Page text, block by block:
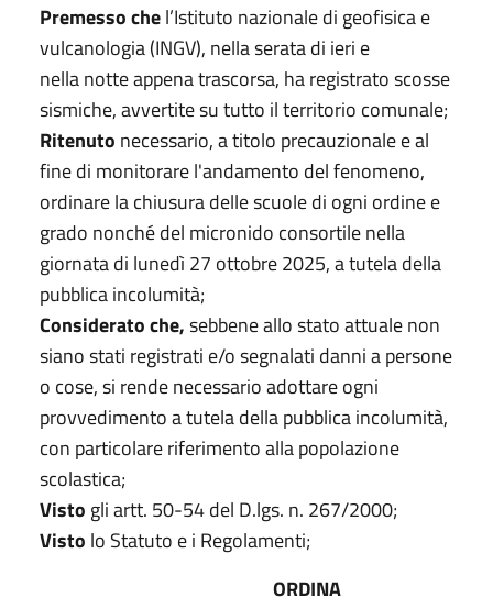
Premesso chel’Istituto nazionale di geofisica e
vulcanologia (INGV), nella serata di ieri e
nellanotte appena trascorsa, ha registrato scosse
sismiche, avvertite su tutto il territorio comunale;
Ritenuto necessario, a titolo precauzionale e al
fine di monitorare l'andamento del fenomeno,
ordinare la chiusura delle scuole di ogni ordine e
grado nonché del micronido consortile nella
giornata di lunedì 27 ottobre 2025, a tutela della
pubblica incolumità;
Considerato che,sebbene allo stato attuale non
siano stati registrati e/o segnalati danni apersone
o cose, si rende necessario adottare ogni
provvedimento a tutela della pubblicaincolumità,
con particolare riferimento alla popolazione
scolastica;
Visto gli artt. 50-54 del D.lgs. n. 267/2000;
Visto lo Statuto e i Regolamenti;
ORDINA